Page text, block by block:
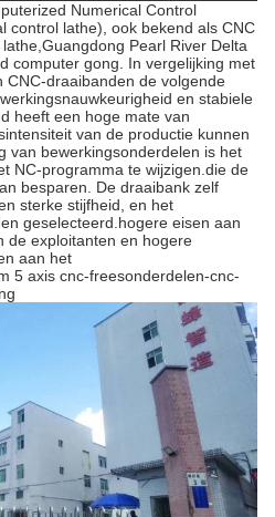
Numerical Control
control lathe), ook bekend als CNC
Pearl River Delta
computer gong. In vergelijking met
draaibanden de volgende
en stabiele
heeft een hoge mate van
van de productie kunnen
van bewerkingsonderdelen is het
NC-programma te wijzigen.die de
besparen. De draaibank zelf
sterke stijfheid, en het
geselecteerd.hogere eisen aan
de exploitanten en hogere
aan het
5 axis cnc-freesonderdelen-cnc-